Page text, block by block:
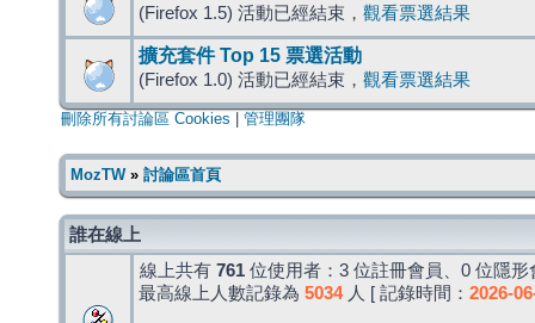
(Firefox 1.5) 活動已經結束， 觀看票選結果
擴充套件 Top 15 票選活動
(Firefox 1.0) 活動已經結束， 觀看票選結果
刪除所有討論區 Cookies 管理團隊
MozTW» 討論區首頁
誰在線上
線上共有 761 位使用者：3 位註冊會員、0 位隱
最高線上人數記錄為 5034人 [ 記錄時間： 2026-